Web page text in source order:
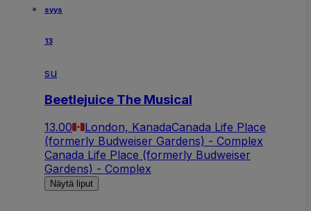
syys
13
su
Beetlejuice The Musical
13.00 London, KanadaCanada Life Place
(formerly Budweiser Gardens) - Complex
Canada Life Place (formerly Budweiser
Gardens) - Complex
Näytä liput